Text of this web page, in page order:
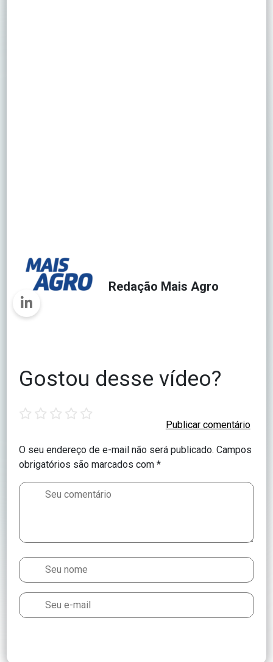
Redação Mais Agro
Gostou desse vídeo?
O seu endereço de e-mail não será publicado. Campos
obrigatórios são marcados com*
star stars stars stars stars